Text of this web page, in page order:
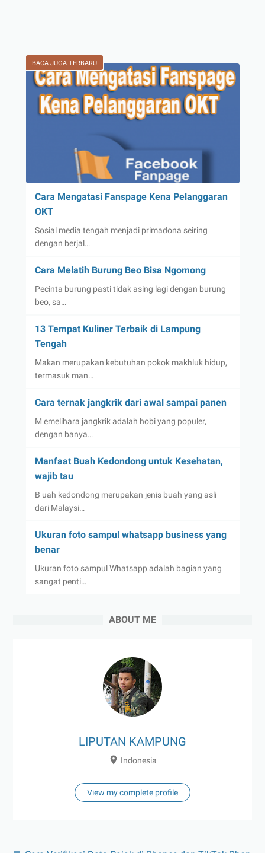
BACA JUGA TERBARU
Cara Mengatasi Fanspage Kena Pelanggaran
OKT
Sosial media tengah menjadi primadona seiring
dengan berjal…
Cara Melatih Burung Beo Bisa Ngomong
Pecinta burung pasti tidak asing lagi dengan burung
beo, sa…
13 Tempat Kuliner Terbaik di Lampung
Tengah
Makan merupakan kebutuhan pokok makhluk hidup,
termasuk man…
Cara ternak jangkrik dari awal sampai panen
M emelihara jangkrik adalah hobi yang populer,
dengan banya…
Manfaat Buah Kedondong untuk Kesehatan,
wajib tau
B uah kedondong merupakan jenis buah yang asli
dari Malaysi…
Ukuran foto sampul whatsapp business yang
benar
Ukuran foto sampul Whatsapp adalah bagian yang
sangat penti…
ABOUT ME
LIPUTAN KAMPUNG
Indonesia
View my complete profile